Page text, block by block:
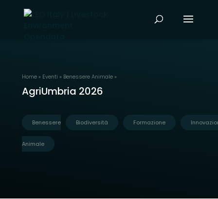
Home» Eventi » Benessere Animale»
AgriUmbria 2026
Benessere
Animale
Biodiversità Formazione